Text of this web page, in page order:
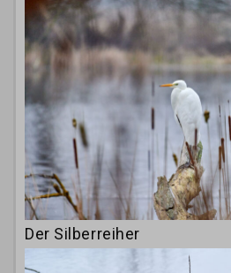
Der Silberreiher